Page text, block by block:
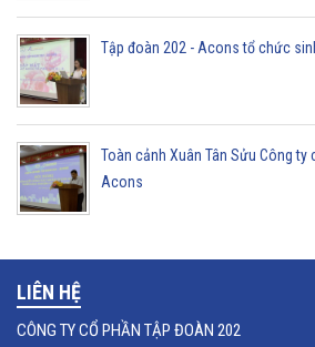
Tập đoàn 202 - Acons tổ chức
Toàn cảnh Xuân Tân Sửu Công ty
Acons
LIÊN HỆ
CÔNG TY CỔ PHẦN TẬP ĐOÀN 202